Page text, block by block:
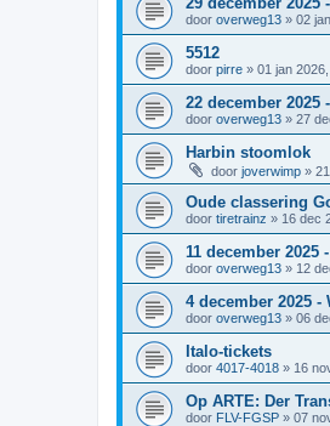
door overweg13 » 02
5512
door pirre » 01 jan
22 december 2025
door overweg13 » 27
Harbin stoomlok
door joverwimp »
Oude classering
door tiretrainz » 16 dec
11 december 2025
door overweg13 » 12
4 december 2025 -
door overweg13 » 06
Italo-tickets
door 4017-4018 » 16
Op ARTE: Der
door FLV-FGSP » 07